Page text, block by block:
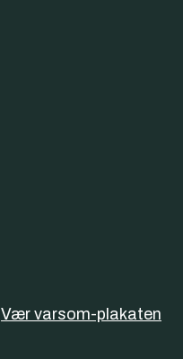
Vær varsom-plakaten